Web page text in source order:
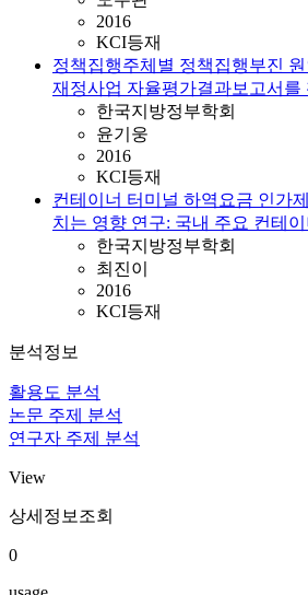
2016
KCI등재
정책집행주체별 정책집행부진 원
재정사업 자율평가결과보고서를
한국지방정부학회
윤기웅
2016
KCI등재
컨테이너 터미널 하역요금 인가
치는 영향 연구: 국내 주요 컨테
한국지방정부학회
최진이
2016
KCI등재
분석정보
활용도 분석
논문 주제 분석
연구자 주제 분석
View
상세정보조회
0